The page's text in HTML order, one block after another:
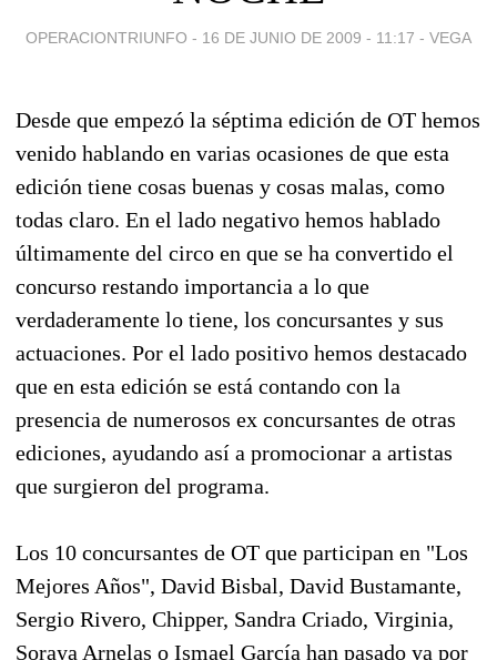
OPERACIONTRIUNFO - 16 DE JUNIO DE 2009 - 11:17 - VEGA
Desde que empezó la séptima edición de OT hemos
venido hablando en varias ocasiones de que esta
edición tiene cosas buenas y cosas malas, como
todas claro. En el lado negativo hemos hablado
últimamente del circo en que se ha convertido el
concurso restando importancia a lo que
verdaderamente lo tiene, los concursantes y sus
actuaciones. Por el lado positivo hemos destacado
que en esta edición se está contando con la
presencia de numerosos ex concursantes de otras
ediciones, ayudando así a promocionar a artistas
que surgieron del programa.
Los 10 concursantes de OT que participan en "Los
Mejores Años", David Bisbal, David Bustamante,
Sergio Rivero, Chipper, Sandra Criado, Virginia,
Soraya Arnelas o Ismael García han pasado ya por